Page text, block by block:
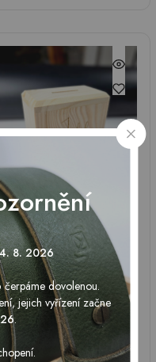
Dřevěná pokladnička |
Duha se srdcem
290Kč
Přidat do košíku
8. 2026
čerpáme dovolenou.
jejich vyřízení začne
.